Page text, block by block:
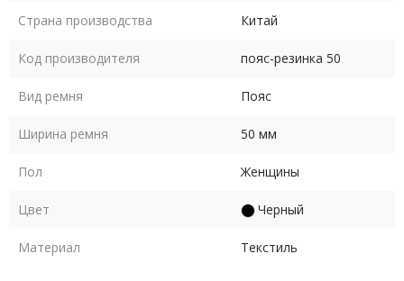
Страна производства Китай
Код производителя пояс-резинка 50
Вид ремня Пояс
Ширина ремня 50 мм
Пол Женщины
Цвет Черный
Материал Текстиль